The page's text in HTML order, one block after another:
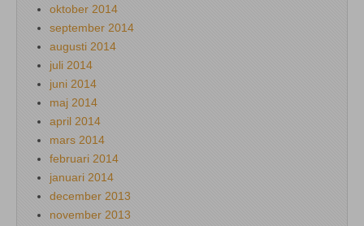
oktober 2014
september 2014
augusti 2014
juli 2014
juni 2014
maj 2014
april 2014
mars 2014
februari 2014
januari 2014
december 2013
november 2013